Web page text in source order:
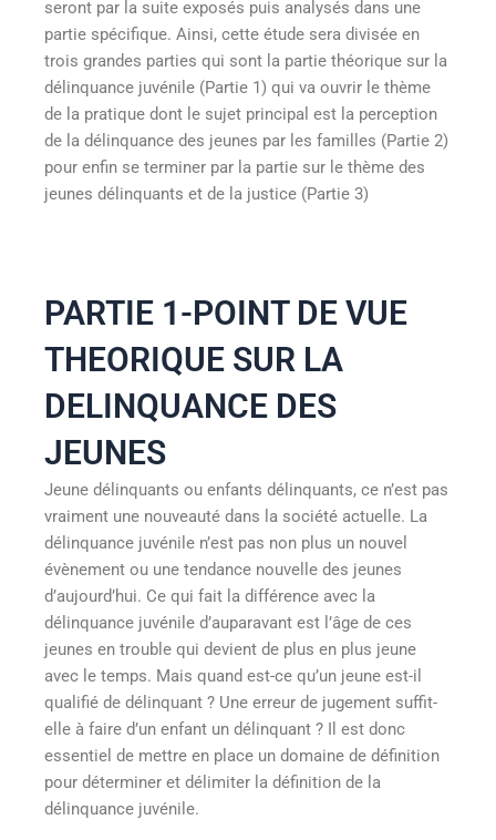
seront par la suite exposés puis analysés dans une
partie spécifique. Ainsi, cette étude sera divisée en
trois grandes parties qui sont la partie théorique sur la
délinquance juvénile (Partie 1) qui va ouvrir le thème
de la pratique dont le sujet principal est la perception
de la délinquance des jeunes par les familles (Partie 2)
pour enfin se terminer par la partie sur le thème des
jeunes délinquants et de la justice (Partie 3)
PARTIE 1-POINT DE VUE
THEORIQUE SUR LA
DELINQUANCE DES
JEUNES
Jeune délinquants ou enfants délinquants, ce n’est pas
vraiment une nouveauté dans la société actuelle. La
délinquance juvénile n’est pas non plus un nouvel
évènement ou une tendance nouvelle des jeunes
d’aujourd’hui. Ce qui fait la différence avec la
délinquance juvénile d’auparavant est l’âge de ces
jeunes en trouble qui devient de plus en plus jeune
avec le temps. Mais quand est-ce qu’un jeune est-il
qualifié de délinquant ? Une erreur de jugement suffit-
elle à faire d’un enfant un délinquant ? Il est donc
essentiel de mettre en place un domaine de définition
pour déterminer et délimiter la définition de la
délinquance juvénile.